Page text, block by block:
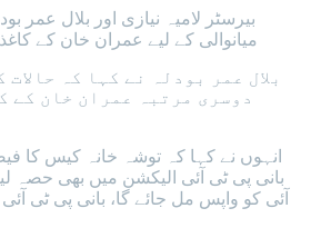
میانوالی کے لیے عمران خان کے
بلال عمر بودلہ نے کہا کہ
دوسری مرتبہ عمران خان کے
انہوں نے کہا کہ توشہ خانہ کیس کا
بانی پی ٹی آئی الیکشن میں بھی حصہ
آئی کو واپس مل جائے گا، بانی پی ٹی